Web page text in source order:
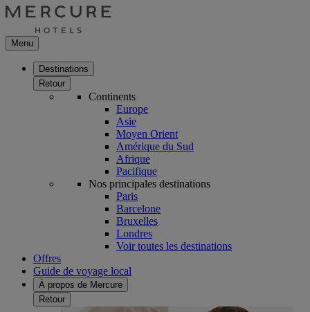
Menu
Destinations
Retour
Continents
Europe
Asie
Moyen Orient
Amérique du Sud
Afrique
Pacifique
Nos principales destinations
Paris
Barcelone
Bruxelles
Londres
Voir toutes les destinations
Offres
Guide de voyage local
À propos de Mercure
Retour